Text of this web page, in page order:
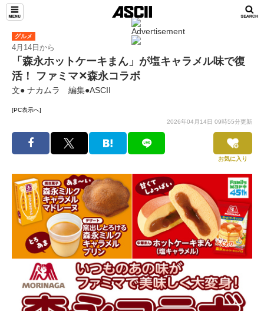
グルメ
4月14日から
「森永ホットケーキまん」が塩キャラメル味で復
活！ ファミマ✕森永コラボ
文● ナカムラ 編集●ASCII
[PC表示へ]
2026年04月14日 09時55分更新
お気に入り